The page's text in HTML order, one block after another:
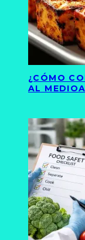
¿CÓMO
AL